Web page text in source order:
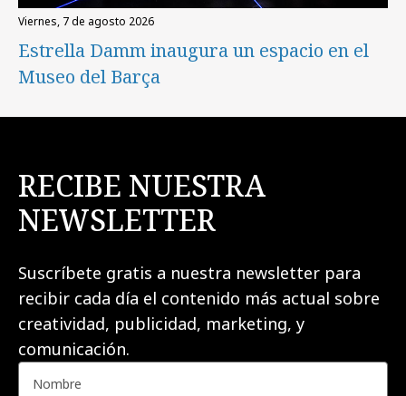
viernes, 7 de agosto 2026
Estrella Damm inaugura un espacio en el
Museo del Barça
RECIBE NUESTRA
NEWSLETTER
Suscríbete gratis a nuestra newsletter para
recibir cada día el contenido más actual sobre
creatividad, publicidad, marketing, y
comunicación.